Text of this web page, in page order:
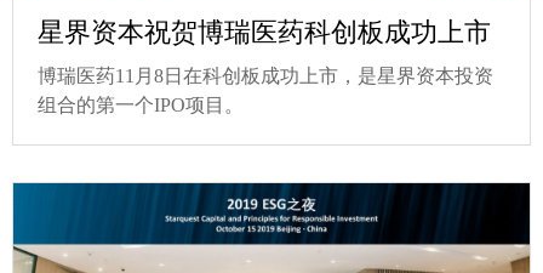
星界资本祝贺博瑞医药科创板成功上市
博瑞医药11月8日在科创板成功上市，是星界资本投资
组合的第一个IPO项目。